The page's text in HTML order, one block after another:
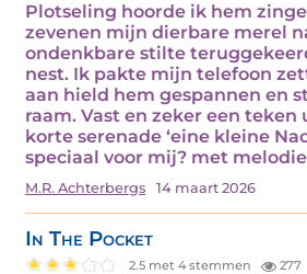
Plotseling hoorde ik hem
zevenen mijn dierbare merel
ondenkbare stilte
nest. Ik pakte mijn telefoon
aan hield hem gespannen en
raam. Vast en zeker een
korte serenade ‘eine kleine
speciaal voor mij? met
M.R. Achterbergs 14 maart 2026
In The Pocket
2.5 met 4 stemmen 277